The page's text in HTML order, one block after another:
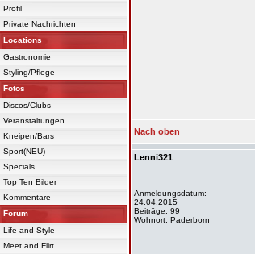
Profil
Private Nachrichten
Locations
Gastronomie
Styling/Pflege
Fotos
Discos/Clubs
Veranstaltungen
Kneipen/Bars
Sport(NEU)
Specials
Top Ten Bilder
Kommentare
Forum
Life and Style
Meet and Flirt
Nach oben
Lenni321
Anmeldungsdatum:
24.04.2015
Beiträge: 99
Wohnort: Paderborn